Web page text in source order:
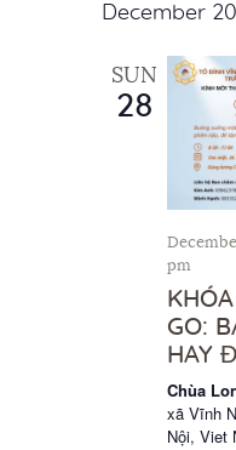
December
SUN
28
pm
GO:
HAY
Chùa
xã Vĩnh
Nội, Viet